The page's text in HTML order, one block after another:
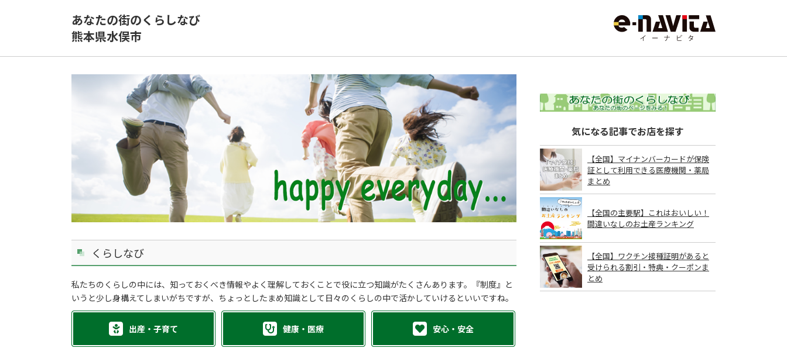
あなたの街のくらしなび
熊本県水俣市
くらしなび
私たちのくらしの中には、知っておくべき情報やよく理解しておくことで役に立つ知識がたくさんあります。『制度』と
いうと少し身構えてしまいがちですが、ちょっとしたまめ知識として日々のくらしの中で活かしていけるといいですね。
出産・子育て 健康・医療 安心・安全
気になる記事でお店を探す
【全国】マイナンバーカードが保険
証として利用できる医療機関・薬局
まとめ
【全国の主要駅】これはおいしい！
間違いなしのお土産ランキング
【全国】ワクチン接種証明があると
受けられる割引・特典・クーポンま
とめ